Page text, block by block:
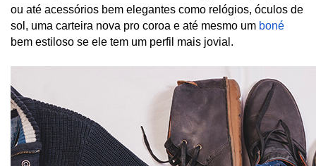
ou até acessórios bem elegantes como relógios, óculos de
sol, uma carteira nova pro coroa e até mesmo um
bem estiloso se ele tem um perfil mais jovial.